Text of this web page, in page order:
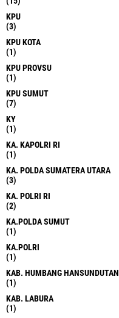
KPU
(3)
KPU KOTA
(1)
KPU PROVSU
(1)
KPU SUMUT
(7)
KY
(1)
KA. KAPOLRI RI
(1)
KA. POLDA SUMATERA UTARA
(3)
KA. POLRI RI
(2)
KA.POLDA SUMUT
(1)
KA.POLRI
(1)
KAB. HUMBANG HANSUNDUTAN
(1)
KAB. LABURA
(1)